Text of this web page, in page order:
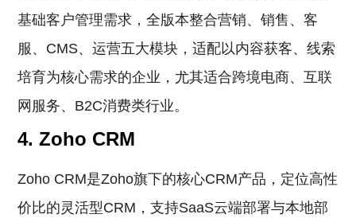
基础客户管理需求，全版本整合营销、销售、客
服、CMS、运营五大模块，适配以内容获客、线索
培育为核心需求的企业，尤其适合跨境电商、互联
网服务、B2C消费类行业。
4. Zoho CRM
Zoho CRM是Zoho旗下的核心CRM产品，定位高性
价比的灵活型CRM，支持SaaS云端部署与本地部